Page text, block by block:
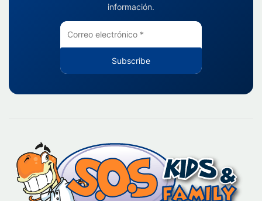
información.
Subscribe